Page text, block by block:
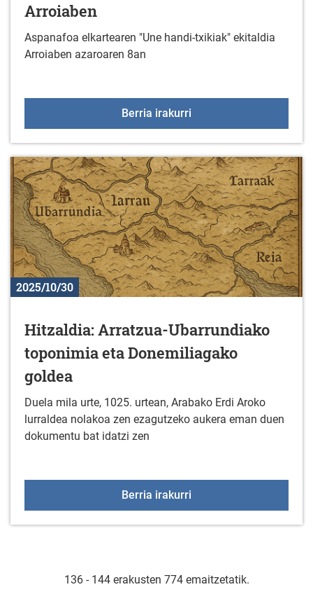
Arroiaben
Aspanafoa elkartearen "Une handi-txikiak" ekitaldia
Arroiaben azaroaren 8an
Berria irakurri
2025/10/30
Hitzaldia: Arratzua-Ubarrundiako
toponimia eta Donemiliagako
goldea
Duela mila urte, 1025. urtean, Arabako Erdi Aroko
lurraldea nolakoa zen ezagutzeko aukera eman duen
dokumentu bat idatzi zen
Berria irakurri
136 - 144 erakusten 774 emaitzetatik.